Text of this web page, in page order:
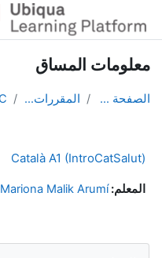
تخطى إلى المحتوى الرئيسي
معلومات المساق
الصفحة الرئيسية المقررات الدراسية
Català A1 (IntroCatSalut)
المعلم:Mariona Malik Arumí
الكتل